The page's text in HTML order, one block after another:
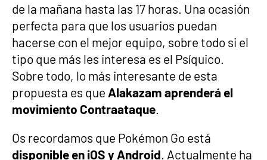
de la mañana hasta las 17 horas. Una ocasión
perfecta para que los usuarios puedan
hacerse con el mejor equipo, sobre todo si el
tipo que más les interesa es el Psíquico.
Sobre todo, lo más interesante de esta
propuesta es que Alakazam aprenderá el
movimiento Contraataque.
Os recordamos que Pokémon Go está
disponible en iOS y Android. Actualmente ha